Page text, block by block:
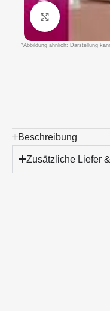
Klicken um
*Abbildung ähnlich: Darstellung
Beschreibung
Zusätzliche Liefer